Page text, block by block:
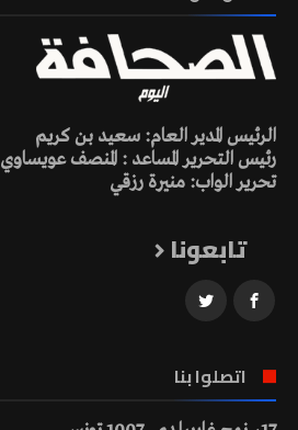
الرئيس المدير العام: سعيد بن كريم
رئيس التحرير المساعد : المنصف عويساوي
تحرير الواب: منيرة رزقي
تابعونا
اتصلوا بنا